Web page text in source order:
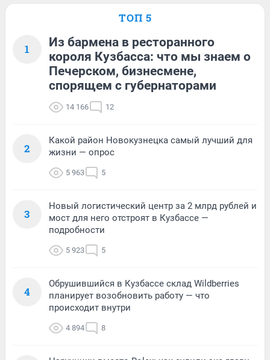
ТОП 5
1
Из бармена в ресторанного
короля Кузбасса: что мы знаем о
Печерском, бизнесмене,
спорящем с губернаторами
14 166 12
2
Какой район Новокузнецка самый лучший для
жизни — опрос
5 963 5
3
Новый логистический центр за 2 млрд рублей и
мост для него отстроят в Кузбассе —
подробности
5 923 5
4
Обрушившийся в Кузбассе склад Wildberries
планирует возобновить работу — что
происходит внутри
4 894 8